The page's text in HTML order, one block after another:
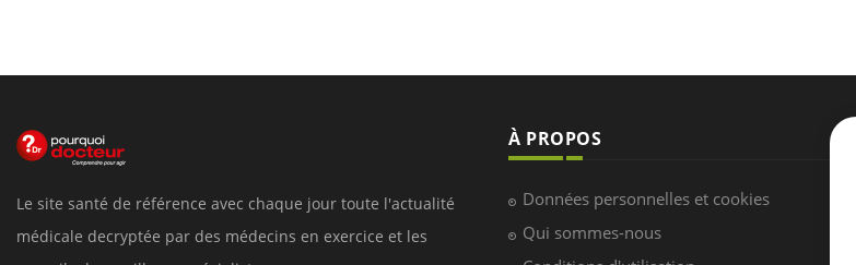
Le site santé de référence avec chaque jour toute l'actualité
médicale decryptée par des médecins en exercice et les
À PROPOS
Données personnelles et cookies
Qui sommes-nous